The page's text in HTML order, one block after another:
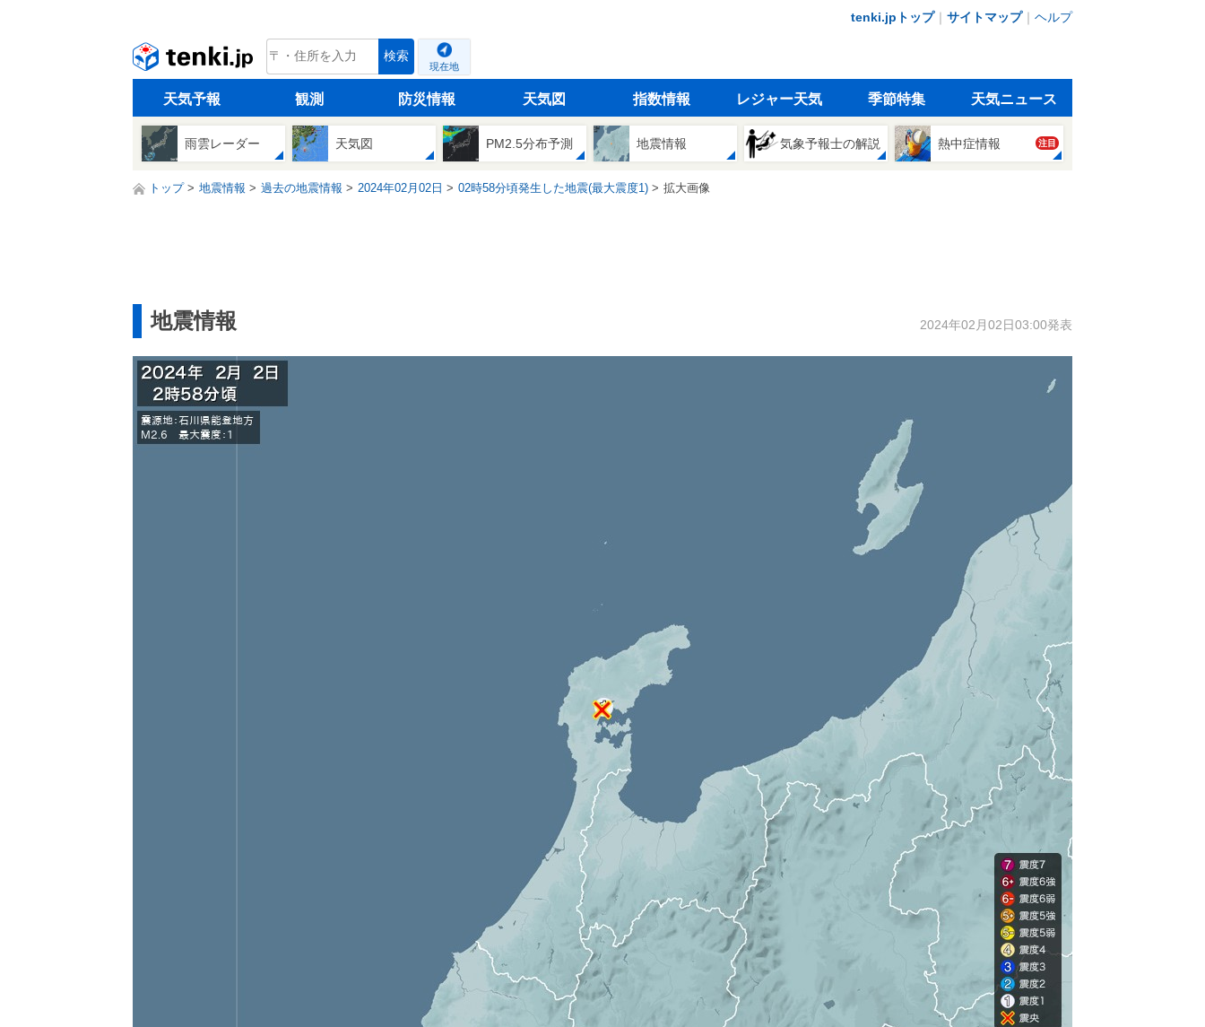
tenki.jpトップ｜ サイトマップ｜ ヘルプ
tenki.jp 検索
現在地
天気予報 観測 防災情報 天気図 指数情報 レジャー天気 季節特集 天気ニュース
雨雲レーダー 天気図 PM2.5分布予測 地震情報 気象予報士の解説 熱中症情報 注目
トップ 地震情報 過去の地震情報 2024年02月02日 02時58分頃発生した地震(最大震度1) 拡大画像
地震情報 2024年02月02日03:00発表